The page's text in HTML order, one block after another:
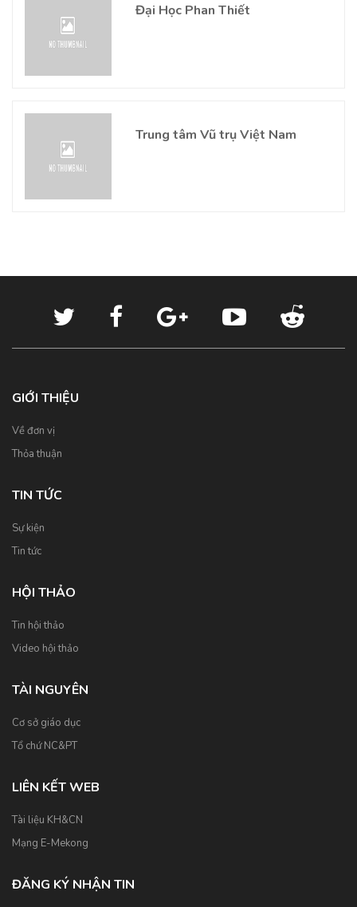
Đại Học Phan Thiết
Trung tâm Vũ trụ Việt Nam
GIỚI THIỆU
Về đơn vị
Thỏa thuận
TIN TỨC
Sự kiện
Tin tức
HỘI THẢO
Tin hội thảo
Video hội thảo
TÀI NGUYÊN
Cơ sở giáo dục
Tổ chứ NC&PT
LIÊN KẾT WEB
Tài liệu KH&CN
Mạng E-Mekong
ĐĂNG KÝ NHẬN TIN